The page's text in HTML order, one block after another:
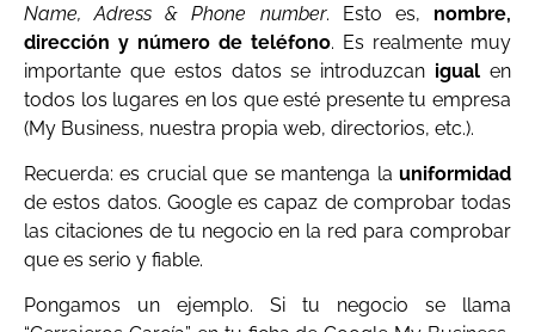
Name, Adress & Phone number. Esto es, nombre,
dirección y número de teléfono. Es realmente muy
importante que estos datos se introduzcan igual en
todos los lugares en los que esté presente tu empresa
(My Business, nuestra propia web, directorios, etc.).
Recuerda: es crucial que se mantenga la uniformidad
de estos datos. Google es capaz de comprobar todas
las citaciones de tu negocio en la red para comprobar
que es serio y fiable.
Pongamos un ejemplo. Si tu negocio se llama